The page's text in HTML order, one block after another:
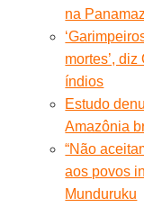
na
mortes’,
índios
Estudo
Amazônia
“Não
aos povos
Munduruku